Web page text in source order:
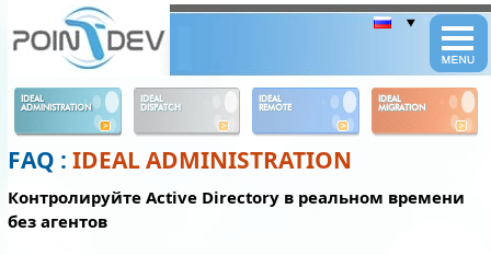
IDEAL
ADMINISTRATION
IDEAL
DISPATCH
IDEAL
REMOTE
IDEAL
MIGRATION
FAQ : IDEAL ADMINISTRATION
Контролируйте Active Directory в реальном времени
без агентов
Panneau de gestion des cookies